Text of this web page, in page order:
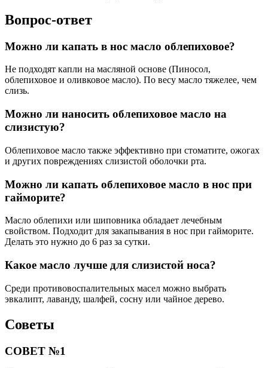
Вопрос-ответ
Можно ли капать в нос масло облепиховое?
Не подходят капли на масляной основе (Пиносол,
облепиховое и оливковое масло). По весу масло тяжелее, чем
слизь.
Можно ли наносить облепиховое масло на
слизистую?
Облепиховое масло также эффективно при стоматите, ожогах
и других повреждениях слизистой оболочки рта.
Можно ли капать облепиховое масло в нос при
гайморите?
Масло облепихи или шиповника обладает лечебным
свойством. Подходит для закапывания в нос при гайморите.
Делать это нужно до 6 раз за сутки.
Какое масло лучше для слизистой носа?
Среди противовоспалительных масел можно выбрать
эвкалипт, лаванду, шалфей, сосну или чайное дерево.
Советы
СОВЕТ №1